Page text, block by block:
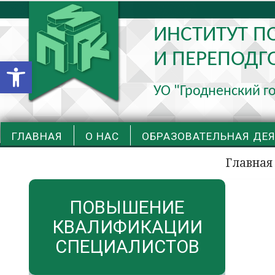
Открыть панель инструментов
ИНСТИТУТ
И
УО "Гродненский
ГЛАВНАЯ О НАС ОБРАЗОВАТЕЛЬНАЯ
Институт
повышения
квалификации и
Институт повышения
квалификации и
переподготовки кадров
ПОВЫШЕНИЕ
КВАЛИФИКАЦИИ
СПЕЦИАЛИСТОВ
Главная